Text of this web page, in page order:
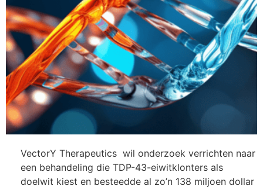
VectorY Therapeutics wil onderzoek verrichten naar
een behandeling die TDP-43-eiwitklonters als
doelwit kiest en besteedde al zo’n 138 miljoen dollar